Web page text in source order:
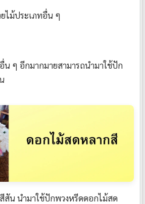
ไม้ประเภทอื่น ๆ
น ๆ อีกมากมายสามารถนำมาใช้ปัก
สัน นำมาใช้ปักพวงหรีดดอกไม้สด